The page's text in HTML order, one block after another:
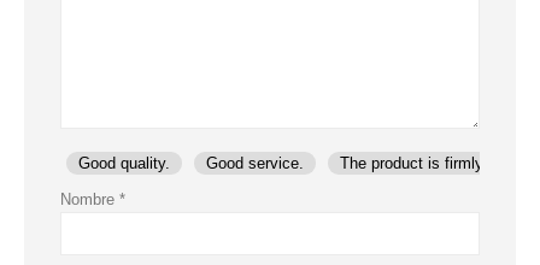
Good quality. Good service.
The product is firmly
Nombre *